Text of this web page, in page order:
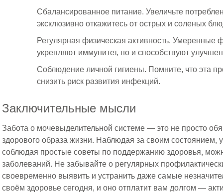
Сбалансированное питание. Увеличьте
эксклюзивно откажитесь от острых и соленых
Регулярная физическая активность. Умеренные
укрепляют иммунитет, но и способствуют
Соблюдение личной гигиены. Помните, что эта
снизить риск развития инфекций.
Заключительные мысли
Забота о мочевыделительной системе — это не просто
здорового образа жизни. Наблюдая за своим состоянием,
соблюдая простые советы по поддержанию здоровья,
заболеваний. Не забывайте о регулярных
своевременно выявить и устранить даже самые
своём здоровье сегодня, и оно отплатит вам долгом —